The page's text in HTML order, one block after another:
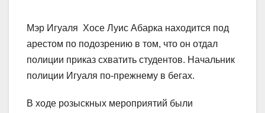
Мэр Игуаля Хосе Луис Абарка находится под
арестом по подозрению в том, что он отдал
полиции приказ схватить студентов. Начальник
полиции Игуаля по-прежнему в бегах.
В ходе розыскных мероприятий были